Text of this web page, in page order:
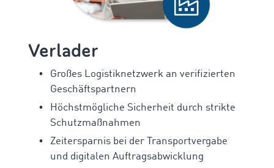
Verlader
Großes Logistiknetzwerk an verifizierten
Geschäftspartnern
Höchstmögliche Sicherheit durch strikte
Schutzmaßnahmen
Zeitersparnis bei der Transportvergabe
und digitalen Auftragsabwicklung